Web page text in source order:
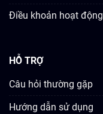
Điều khoản hoạt động
HỖ TRỢ
Câu hỏi thường gặp
Hướng dẫn sử dụng